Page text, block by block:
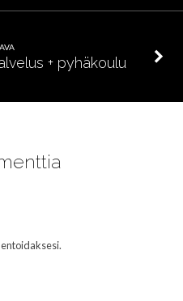
+ pyhäkoulu